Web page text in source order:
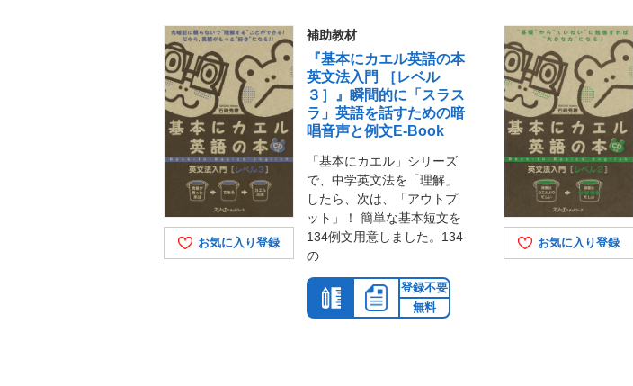
お気に入り登録
補助教材
『基本にカエル英語の本
英文法入門 ［レベル
３］』瞬間的に「スラス
ラ」英語を話すための暗
唱音声と例文E-Book
「基本にカエル」シリーズ
で、中学英文法を「理解」
したら、次は、「アウトプ
ット」！ 簡単な基本短文を
134例文用意しました。134
の
登録不要
無料
お気に入り登録